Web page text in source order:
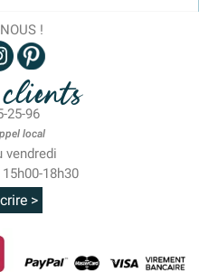
!
25-96
local
vendredi
18h30
>